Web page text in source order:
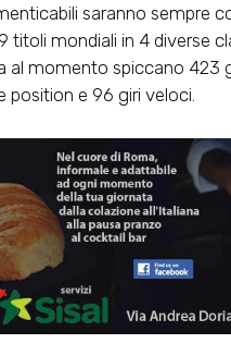
saranno sempre
titoli mondiali in 4 diverse
al momento spiccano 423
position e 96 giri veloci.